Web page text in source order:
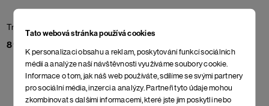
Tato webová stránka používá cookies
K personalizaci obsahu a reklam, poskytování funkcí sociálních
médií a analýze naší návštěvnosti využíváme soubory cookie.
Informace o tom, jak náš web používáte, sdílíme se svými partnery
pro sociální média, inzerci a analýzy. Partneři tyto údaje mohou
zkombinovat s dalšími informacemi, které jste jim poskytli nebo
Triko Usse
898 Kč
Ladies' baseball
898 Kč